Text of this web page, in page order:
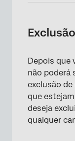
Depois que
não poderá
exclusão
que
deseja
qualquer